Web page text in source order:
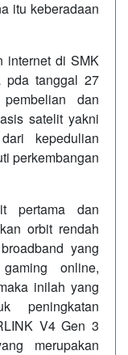
itu keberadaan
internet di SMK
pda tanggal 27
dan
satelit yakni
kepedulian
perkembangan
pertama dan
orbit rendah
yang
online,
inilah yang
peningkatan
V4 Gen 3
merupakan